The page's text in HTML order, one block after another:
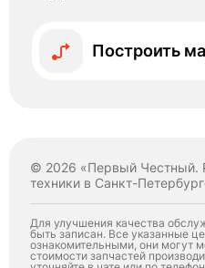
Построить
© 2026 «Первый Честный.
техники в Санкт-
Для улучшения качества
быть записан. Все указанные
ознакомительными, они могут
стоимости запчастей